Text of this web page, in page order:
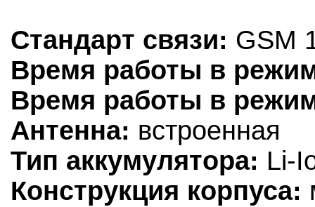
Стандарт связи: GSM
Время работы в
Время работы в
Антенна: встроенная
Тип аккумулятора: Li-
Конструкция корпуса: